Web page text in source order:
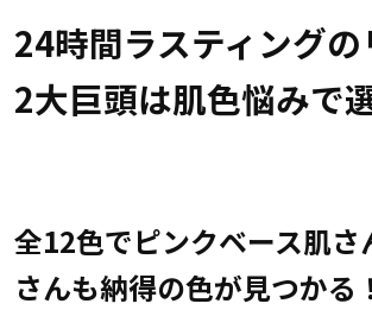
24時間ラスティングの
2大巨頭は肌色悩みで
全12色でピンクベース肌さ
さんも納得の色が見つかる！